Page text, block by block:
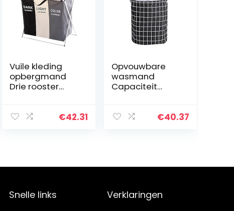
Vuile kleding
opbergmand
Drie rooster
wasmand
€42.31
Opvouwbare
wasmand
Capaciteit
Waterdichte
€40.37
Snelle links Verklaringen